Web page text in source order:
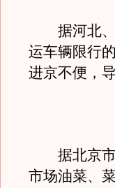
据河北、
运车辆限行
进京不便，
据北京市
市场油菜、